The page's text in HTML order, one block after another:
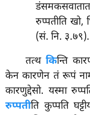
रुप्पतीति खो,
(सं. नि. ३.७९).
तत्थकिन्ति
केन कारणेन तं रूपं
कारणुद्देसो. यस्मा
रुप्पतीति कुप्पति